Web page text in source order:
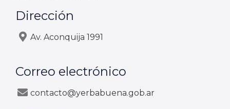
Dirección
Av. Aconquija 1991
Correo electrónico
contacto@yerbabuena.gob.ar